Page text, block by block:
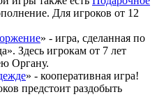
Для игроков от 12
» - игра, сделанная по
Здесь игрокам от 7 лет
Органу.
» - кооперативная игра!
предстоит раздобыть